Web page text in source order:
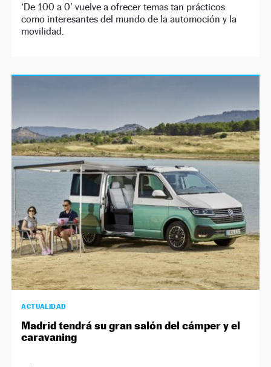
‘De 100 a 0’ vuelve a ofrecer temas tan prácticos
como interesantes del mundo de la automoción y la
movilidad.
ACTUALIDAD
Madrid tendrá su gran salón del cámper y el
caravaning